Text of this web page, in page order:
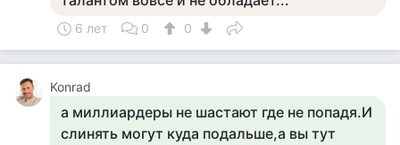
6 лет 0 0
Konrad
а миллиардеры не шастают где не попадя.И
слинять могут куда подальше,а вы тут